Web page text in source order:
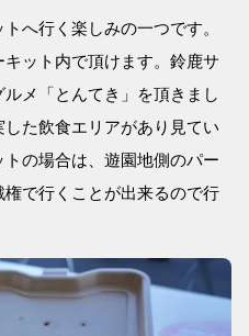
へ行く楽しみの一つです。
ット内で頂けます。鈴鹿サ
メ「とんてき」を頂きまし
た飲食エリアがあり見てい
の場合は、遊園地側のパー
で行くことが出来るので行